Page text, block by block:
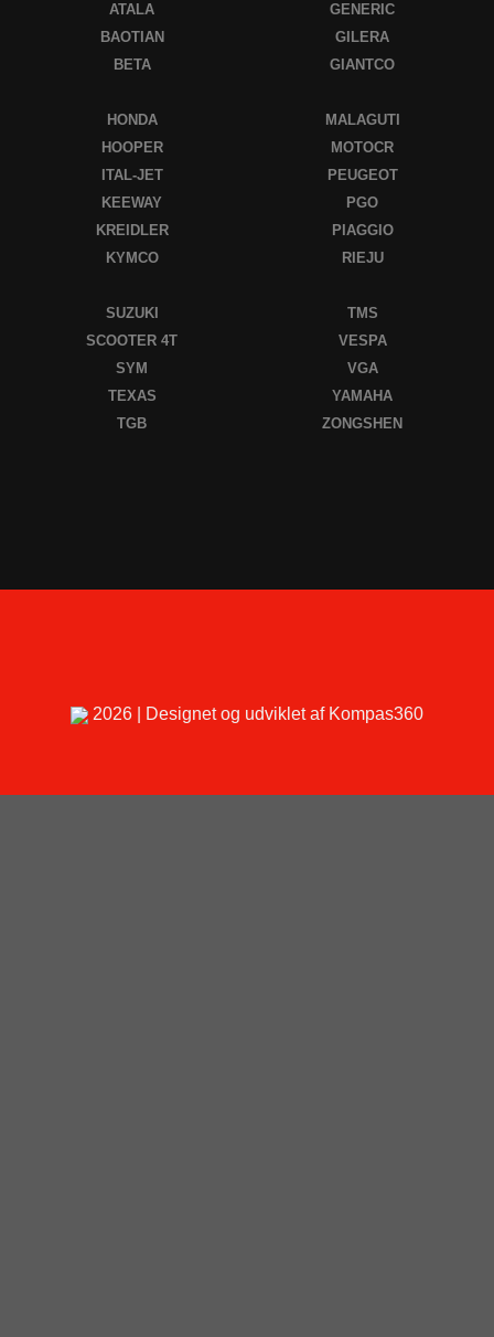
ATALA
BAOTIAN
BETA
GENERIC
GILERA
GIANTCO
HONDA
HOOPER
ITAL-JET
KEEWAY
KREIDLER
KYMCO
MALAGUTI
MOTOCR
PEUGEOT
PGO
PIAGGIO
RIEJU
SUZUKI
SCOOTER 4T
SYM
TEXAS
TGB
TMS
VESPA
VGA
YAMAHA
ZONGSHEN
2026 | Designet og udviklet af Kompas360